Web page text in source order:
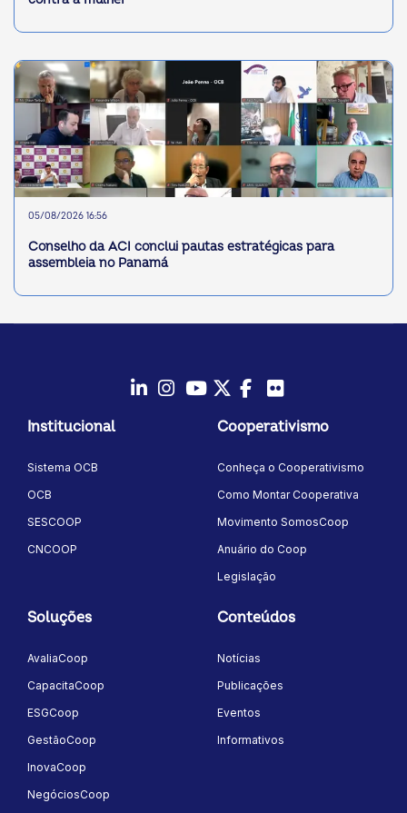
05/08/2026 16:56
Conselho da ACI conclui pautas estratégicas para
assembleia no Panamá
Instagram
YoutubeTwitter/X
Facebook
Institucional
Sistema OCB
OCB
SESCOOP
CNCOOP
Cooperativismo
Conheça o Cooperativismo
Como Montar Cooperativa
Movimento SomosCoop
Anuário do Coop
Legislação
Soluções
AvaliaCoop
CapacitaCoop
ESGCoop
GestãoCoop
InovaCoop
NegóciosCoop
Conteúdos
Notícias
Publicações
Eventos
Informativos